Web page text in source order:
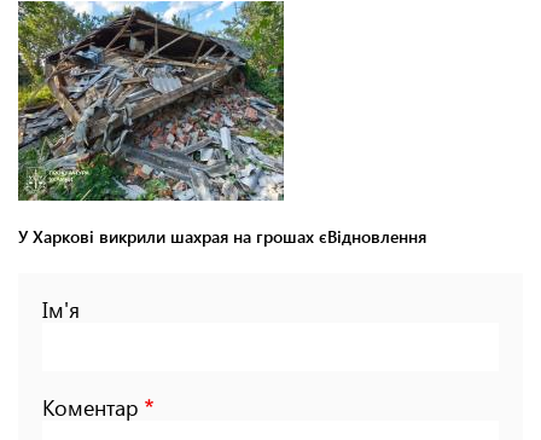
У Харкові викрили шахрая на грошах єВідновлення
Ім'я
Коментар